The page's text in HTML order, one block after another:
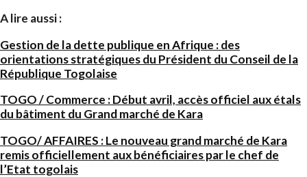
A lire aussi :
Gestion de la dette publique en Afrique : des
orientations stratégiques du Président du Conseil de la
République Togolaise
TOGO / Commerce : Début avril, accès officiel aux étals
du bâtiment du Grand marché de Kara
TOGO/ AFFAIRES : Le nouveau grand marché de Kara
remis officiellement aux bénéficiaires par le chef de
l’Etat togolais